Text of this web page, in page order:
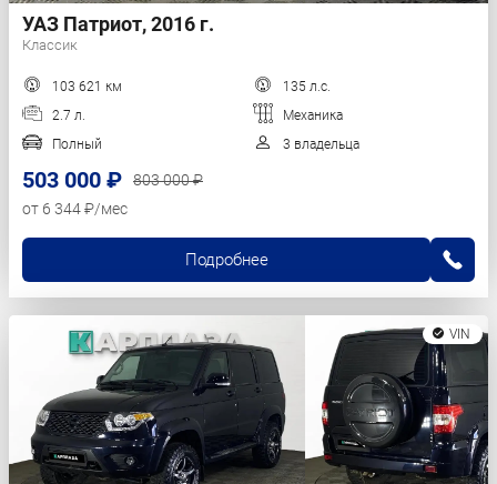
УАЗ Патриот, 2016 г.
Классик
103 621 км
135 л.с.
2.7 л.
Механика
Полный
3 владельца
503 000 ₽
803 000 ₽
от 6 344 ₽/мес
Подробнее
VIN